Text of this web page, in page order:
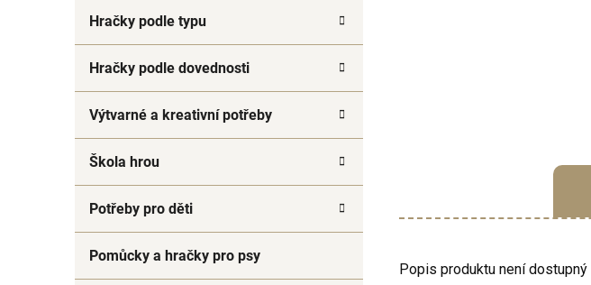
Hračky podle typu
Hračky podle dovednosti
Výtvarné a kreativní potřeby
Škola hrou
Potřeby pro děti
Pomůcky a hračky pro psy
Popis produktu není dostupný